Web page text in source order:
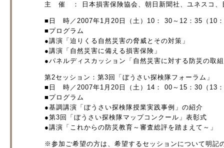
主 催 ： 日本損害保険協会、朝日新聞社、ユネスコ、
■日 時／2007年1月20日（土）10： 30～12：35（10
■プログラム
●講演「迫りくる自然災害の脅威とその対策」
●講演「自然災害に備える損害保険」
●パネルディスカッション「自然災害に対する防災の取
第2セッション：第3回「ぼうさい探検隊フォーラム」
■日 時／2007年1月20日（土）14： 00～15：30（13
■プログラム
●基調講演「ぼうさい探検隊授業実践事例」の紹介
●第3回「ぼうさい探検隊マップコンクール」表彰式
●講演「これからの防災教育～審査総評を踏まえて～」
※参加ご希望の方は、希望するセッションについて明記